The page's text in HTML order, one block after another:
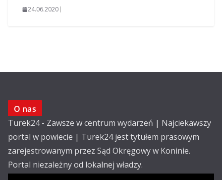
24.06.2020
O nas
Turek24 - Zawsze w centrum wydarzeń | Najciekawszy
portal w powiecie | Turek24 jest tytułem prasowym
zarejestrowanym przez Sąd Okręgowy w Koninie.
Portal niezależny od lokalnej władzy.